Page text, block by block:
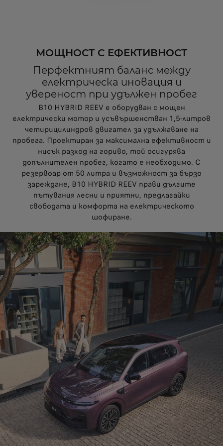
МОЩНОСТ С ЕФЕКТИВНОСТ
Перфектният баланс между
електрическа иновация и
увереност при удължен пробег
B10 HYBRID REEV е оборудван с мощен
електрически мотор и усъвършенстван 1,5-литров
четирицилиндров двигател за удължаване на
пробега. Проектиран за максимална ефективност и
нисък разход на гориво, той осигурява
допълнителен пробег, когато е необходимо. С
резервоар от 50 литра и възможност за бързо
зареждане, B10 HYBRID REEV прави дългите
пътувания лесни и приятни, предлагайки
свободата и комфорта на електрическото
шофиране.